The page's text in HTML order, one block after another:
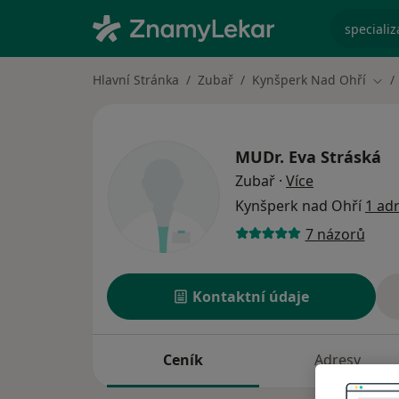
Hlavní Stránka Zubař Kynšperk Nad Ohří
MUDr. Eva Stráská
Zubař · Více
Kynšperk nad Ohří 1
7 názorů
Kontaktní údaje
Ceník Adresy